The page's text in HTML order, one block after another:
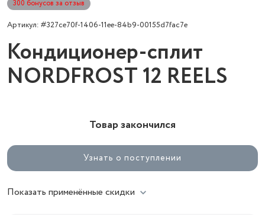
300 бонусов за отзыв
Артикул: #327ce70f-1406-11ee-84b9-00155d7fac7e
Кондиционер-сплит
NORDFROST 12 REELS
Товар закончился
Узнать о поступлении
Показать применённые скидки